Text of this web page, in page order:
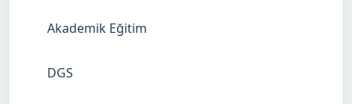
Akademik Eğitim
DGS